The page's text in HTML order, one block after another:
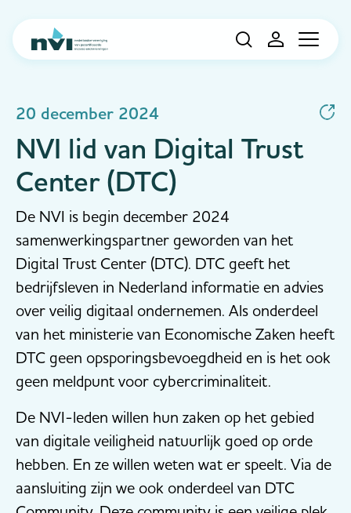
Navigation
20 december 2024
NVI lid van Digital Trust
Center (DTC)
De NVI is begin december 2024
samenwerkingspartner geworden van het
Digital Trust Center (DTC). DTC geeft het
bedrijfsleven in Nederland informatie en advies
over veilig digitaal ondernemen. Als onderdeel
van het ministerie van Economische Zaken heeft
DTC geen opsporingsbevoegdheid en is het ook
geen meldpunt voor cybercriminaliteit.
De NVI-leden willen hun zaken op het gebied
van digitale veiligheid natuurlijk goed op orde
hebben. En ze willen weten wat er speelt. Via de
aansluiting zijn we ook onderdeel van DTC